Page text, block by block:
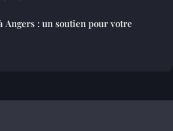
Angers : un soutien pour votre